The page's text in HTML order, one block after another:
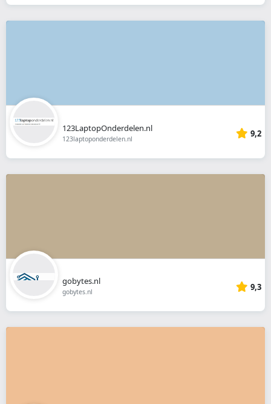
123LaptopOnderdelen.nl
123laptoponderdelen.nl 9,2
gobytes.nl
gobytes.nl 9,3